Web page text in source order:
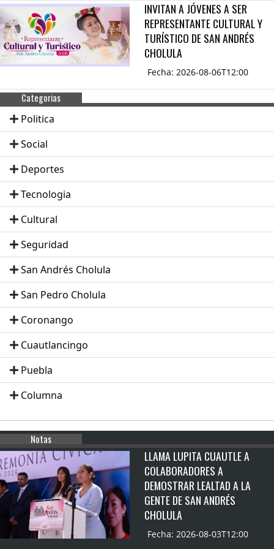
INVITAN A JÓVENES A SER
REPRESENTANTE CULTURAL Y
TURÍSTICO DE SAN ANDRÉS
CHOLULA
Fecha: 2026-08-06T12:00
Categorias
Politica
Social
Deportes
Tecnologia
Cultural
Seguridad
San Andrés Cholula
San Pedro Cholula
Coronango
Cuautlancingo
Puebla
Columna
Notas
LLAMA LUPITA CUAUTLE A
COLABORADORES A
DEMOSTRAR LEALTAD A LA
GENTE DE SAN ANDRÉS
CHOLULA
Fecha: 2026-08-03T12:00